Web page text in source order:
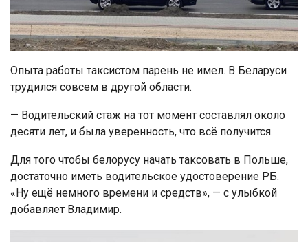
Опыта работы таксистом парень не имел. В Беларуси
трудился совсем в другой области.
— Водительский стаж на тот момент составлял около
десяти лет, и была уверенность, что всё получится.
Для того чтобы белорусу начать таксовать в Польше,
достаточно иметь водительское удостоверение РБ.
«Ну ещё немного времени и средств», — с улыбкой
добавляет Владимир.